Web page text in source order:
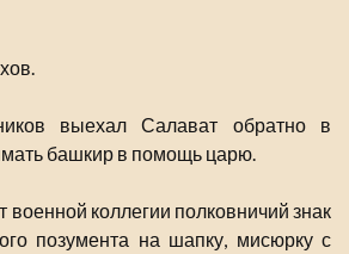
выехал Салават обратно в
башкир в помощь царю.
военной коллегии полковничий знак
позумента на шапку, мисюрку с